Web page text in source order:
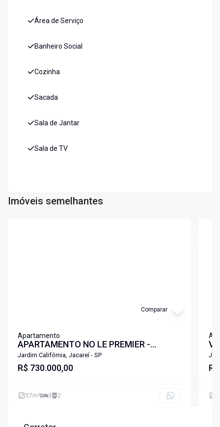
Área de Serviço
Banheiro Social
Cozinha
Sacada
Sala de Jantar
Sala de TV
Imóveis semelhantes
Comparar
Apartamento
APARTAMENTO NO LE PREMIER -
MODERNO, PLANEJADO E EM
LOCALIZAÇÃO ESTRATÉGICA!
Jardim Califórnia, Jacareí - SP
R$ 730.000,00
57m² 3 2